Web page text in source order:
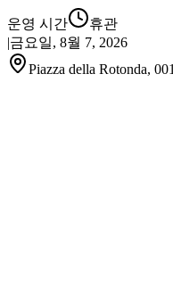
운영 시간
휴관
|금요일, 8월 7, 2026
Piazza della Rotonda,